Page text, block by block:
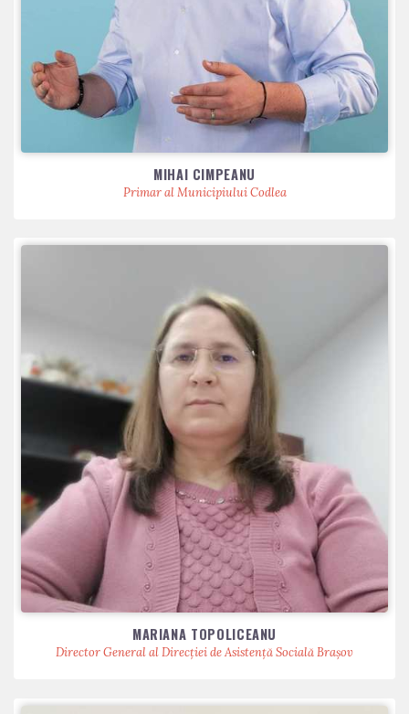
MIHAI CIMPEANU
Primar al Municipiului Codlea
MARIANA TOPOLICEANU
Director General al Direcției de Asistență Socială Brașov